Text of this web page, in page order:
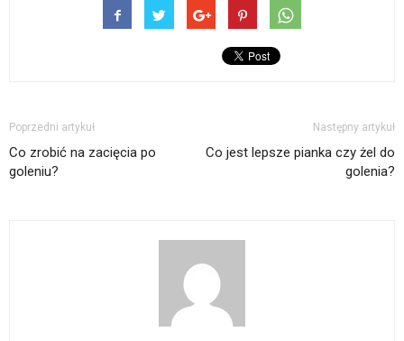
Poprzedni artykuł
Co zrobić na zacięcia po
goleniu?
Następny artykuł
Co jest lepsze pianka czy żel do
golenia?